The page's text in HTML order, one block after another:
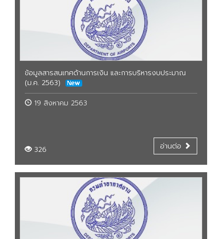
ข้อมูลสารสนเทศด้านการเงิน และการบริหารงบประมาณ
(ม.ค. 2563)
19 สิงหาคม 2563
326 อ่านต่อ